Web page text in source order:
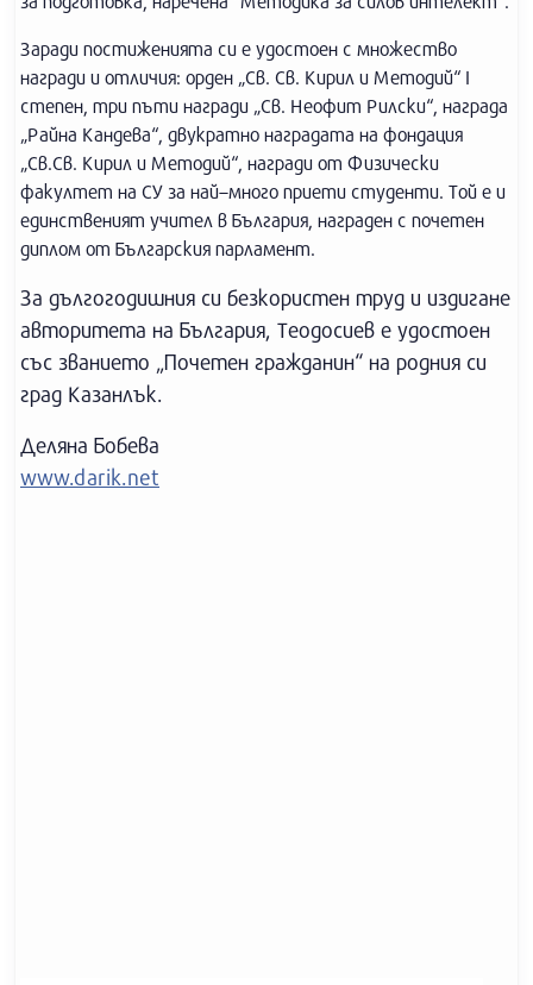
Заради постиженията си е удостоен с множество
награди и отличия: орден „Св. Св. Кирил и Методий“ I
степен, три пъти награди „Св. Неофит Рилски“, награда
„Райна Кандева“, двукратно наградата на фондация
„Св.Св. Кирил и Методий“, награди от Физически
факултет на СУ за най–много приети студенти. Той е и
единственият учител в България, награден с почетен
диплом от Българския парламент.
За дългогодишния си безкористен труд и издигане
авторитета на България, Теодосиев е удостоен
със званието „Почетен гражданин“ на родния си
град Казанлък.
Деляна Бобева
www.darik.net